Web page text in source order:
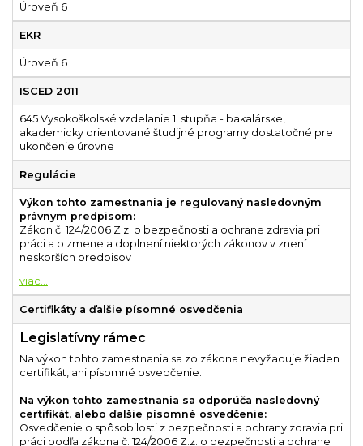
Úroveň 6
EKR
Úroveň 6
ISCED 2011
645 Vysokoškolské vzdelanie 1. stupňa - bakalárske,
akademicky orientované študijné programy dostatočné pre
ukončenie úrovne
Regulácie
Výkon tohto zamestnania je regulovaný nasledovným
právnym predpisom:
Zákon č. 124/2006 Z.z. o bezpečnosti a ochrane zdravia pri
práci a o zmene a doplnení niektorých zákonov v znení
neskorších predpisov
...
Certifikáty a ďalšie písomné osvedčenia
Legislatívny rámec
Na výkon tohto zamestnania sa zo zákona nevyžaduje žiaden
certifikát, ani písomné osvedčenie.
Na výkon tohto zamestnania sa odporúča nasledovný
certifikát, alebo ďalšie písomné osvedčenie:
Osvedčenie o spôsobilosti z bezpečnosti a ochrany zdravia pri
práci podľa zákona č. 124/2006 Z.z. o bezpečnosti a ochrane